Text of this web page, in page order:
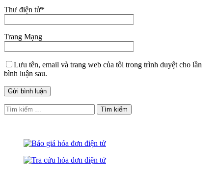
Thư điện tử*
Trang Mạng
Lưu tên, email và trang web của tôi trong trình duyệt cho lần
bình luận sau.
Tìm
kiếm